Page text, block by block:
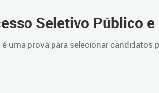
Seletivo Público e
uma prova para selecionar candidatos